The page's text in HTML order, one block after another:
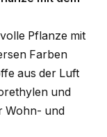
Pflanze mit
Farben
aus der Luft
und
Wohn- und